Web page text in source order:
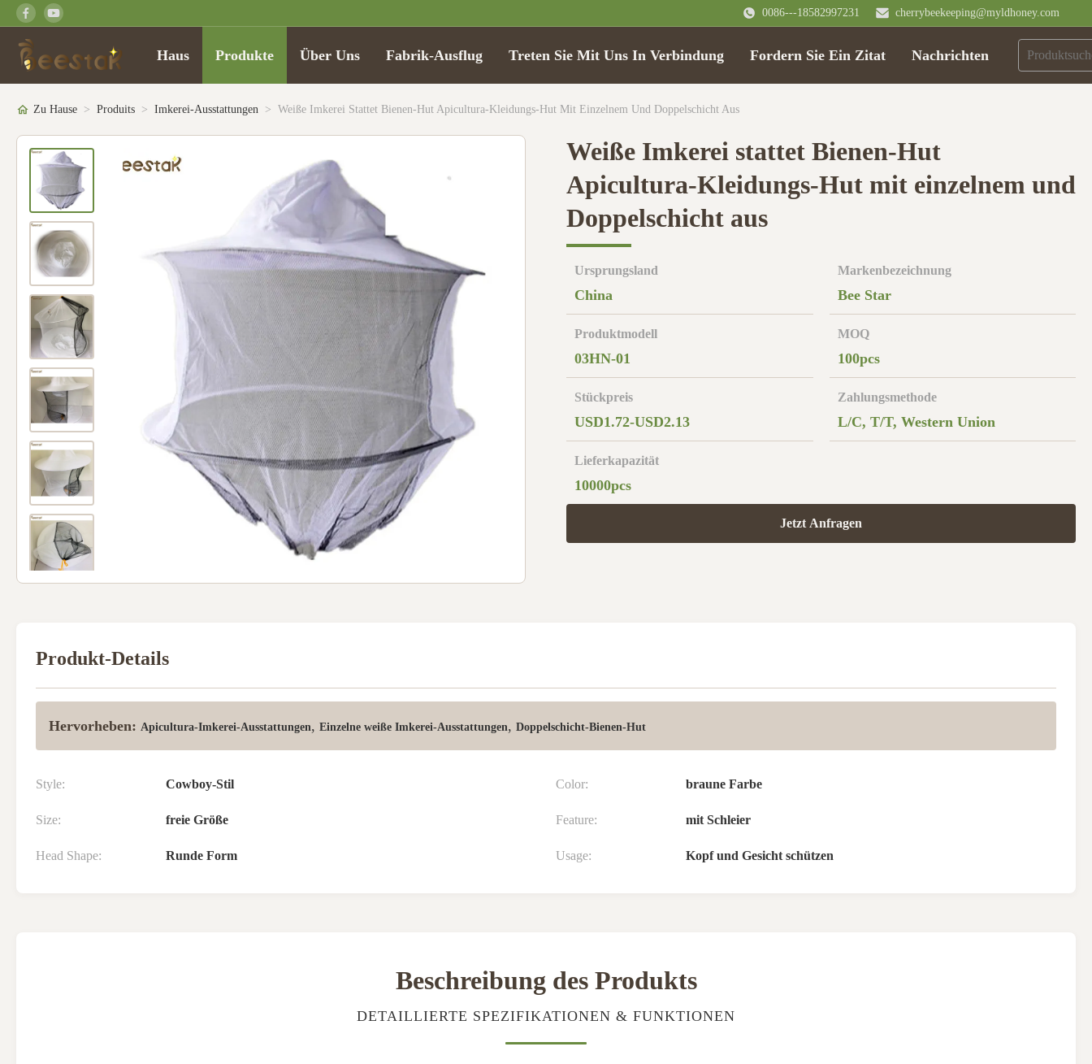
0086---18582997231 cherrybeekeeping@myldhoney.com
Haus Produkte Über Uns Fabrik-Ausflug Treten Sie Mit Uns In Verbindung Fordern Sie Ein Zitat Nachrichten
Zu Hause > Produits > Imkerei-Ausstattungen > Weiße Imkerei Stattet Bienen-Hut Apicultura-Kleidungs-Hut Mit Einzelnem Und Doppelschicht Aus
Weiße Imkerei stattet Bienen-Hut
Apicultura-Kleidungs-Hut mit einzelnem und
Doppelschicht aus
Ursprungsland
China
Markenbezeichnung
Bee Star
Produktmodell
03HN-01
MOQ
100pcs
Stückpreis
USD1.72-USD2.13
Zahlungsmethode
L/C, T/T, Western Union
Lieferkapazität
10000pcs
Jetzt Anfragen
Produkt-Details
Hervorheben: Apicultura-Imkerei-Ausstattungen, Einzelne weiße Imkerei-Ausstattungen, Doppelschicht-Bienen-Hut
Style: Cowboy-Stil Color: braune Farbe
Size: freie Größe Feature: mit Schleier
Head Shape: Runde Form Usage: Kopf und Gesicht schützen
Beschreibung des Produkts
DETAILLIERTE SPEZIFIKATIONEN & FUNKTIONEN